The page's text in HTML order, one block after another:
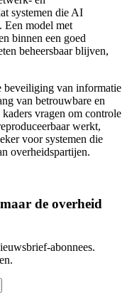
systemen die AI
Een model met
binnen een goed
beheersbaar blijven,
beveiliging van informatie
van betrouwbare en
vragen om controle
werkt,
voor systemen die
overheidspartijen.
de overheid
abonnees.